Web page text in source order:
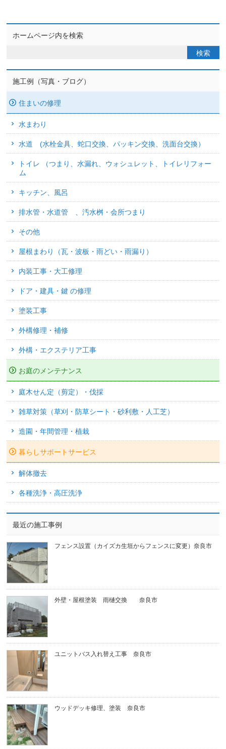
ホームページ内を検索
施工例（写真・ブログ）
住まいの修理
水まわり
水道 (水栓金具、蛇口交換、パッキン交換、洗面台交換）
トイレ （つまり、水漏れ、ウォシュレット、トイレリフォー
ム
キッチン、風呂
排水管・水道管 、汚水桝・会所つまり
その他
屋根まわり（瓦・波板・雨どい・雨漏り）
内装工事・大工修理
ドア・建具・鍵 の修理
塗装工事
外構修理・補修
外構・エクステリア工事
お庭のメンテナンス
庭木せん定（剪定）・伐採
雑草対策（草刈・防草シート・砂利敷・人工芝）
造園・年間管理・植栽
暮らしサポートサービス
解体撤去
各種洗浄・高圧洗浄
最近の施工事例
フェンス設置（カイズカ生垣からフェンスに変更）奈良市
外壁・屋根塗装 雨樋交換 奈良市
ユニットバス入れ替え工事 奈良市
ウッドデッキ修理、塗装 奈良市